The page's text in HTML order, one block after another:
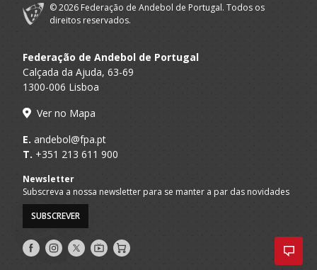
A.A. Braga
ABC Braga
2017/18
Leiria A
Praia
RACCOONS D
A.A. Braga
Andebol Sad
2016/17
A.A. Braga
ABC Braga
2015/16
© 2026 Federação de Andebol de Portugal. Todos os
direitos reservados.
Federação de Andebol de Portugal
Calçada da Ajuda, 63-69
1300-006 Lisboa
Ver no Mapa
E. andebol@fpa.pt
T. +351 213 611 900
Newsletter
Subscreva a nossa newsletter para se manter a par das novidades
SUBSCREVER
Siga-
nos
Siga-
nos
Siga-
nos
AndebolTV
Loja